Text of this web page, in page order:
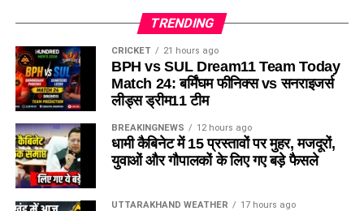
TRENDING
CRICKET 21 hours ago
BPH vs SUL Dream11 Team Today
Match 24: बर्मिंघम फीनिक्स vs सनराइजर्स
लीड्स ड्रीम11 टीम
BREAKINGNEWS 12 hours ago
धामी कैबिनेट में 15 प्रस्तावों पर मुहर, मजदूरों,
युवाओं और गौपालकों के लिए गए बड़े फैसले
UTTARAKHAND WEATHER 17 hours ago